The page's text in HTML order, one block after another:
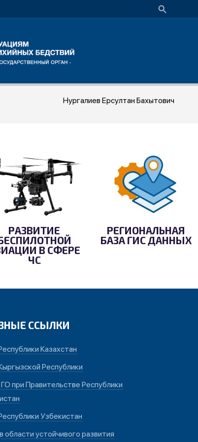
Нургалиев Ерсултан Бахытович
РАЗВИТИЕ
В СФЕРЕ
ЧС
РЕГИОНАЛЬНАЯ
БАЗА ГИС ДАННЫХ
ССЫЛКИ
Казахстан
Республики
при Правительстве Республики
Узбекистан
области устойчивого развития